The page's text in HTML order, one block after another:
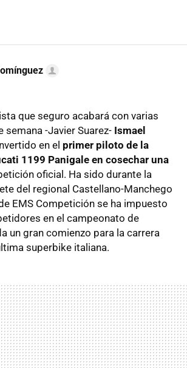
que seguro acabará con varias
semana -Javier Suarez- Ismael
en el primer piloto de la
1199 Panigale en cosechar una
oficial. Ha sido durante la
del regional Castellano-Manchego
EMS Competición se ha impuesto
en el campeonato de
un gran comienzo para la carrera
superbike italiana.